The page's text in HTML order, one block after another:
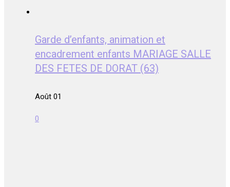
Garde d’enfants, animation et
encadrement enfants MARIAGE SALLE
DES FETES DE DORAT (63)
Août 01
0